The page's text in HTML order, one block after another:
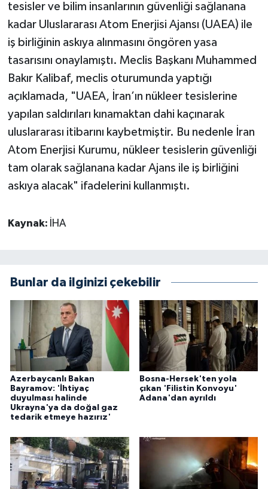
tesisler ve bilim insanlarının güvenliği sağlanana
kadar Uluslararası Atom Enerjisi Ajansı (UAEA) ile
iş birliğinin askıya alınmasını öngören yasa
tasarısını onaylamıştı. Meclis Başkanı Muhammed
Bakır Kalibaf, meclis oturumunda yaptığı
açıklamada, "UAEA, İran’ın nükleer tesislerine
yapılan saldırıları kınamaktan dahi kaçınarak
uluslararası itibarını kaybetmiştir. Bu nedenle İran
Atom Enerjisi Kurumu, nükleer tesislerin güvenliği
tam olarak sağlanana kadar Ajans ile iş birliğini
askıya alacak" ifadelerini kullanmıştı.
Kaynak: İHA
Bunlar da ilginizi çekebilir
Azerbaycanlı Bakan
Bayramov: 'İhtiyaç
duyulması halinde
Ukrayna'ya da doğal gaz
tedarik etmeye hazırız'
Bosna-Hersek'ten yola
çıkan 'Filistin Konvoyu'
Adana'dan ayrıldı